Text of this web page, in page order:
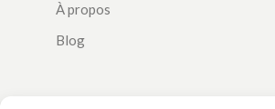
À propos
Blog